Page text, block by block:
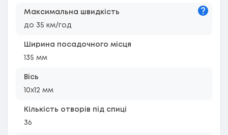
Максимальна швидкість
до 35 км/год
Ширина посадочного місця
135 мм
Вісь
10х12 мм
Кількість отворів під спиці
36